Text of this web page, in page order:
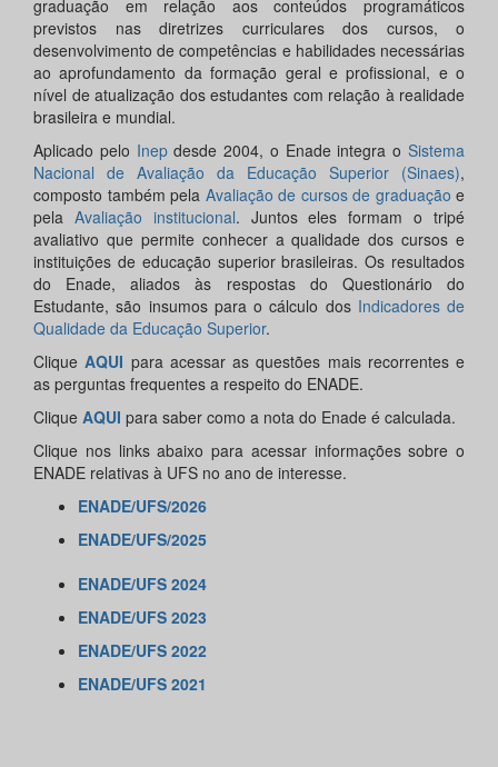
graduação em relação aos conteúdos programáticos
previstos nas diretrizes curriculares dos cursos, o
desenvolvimento de competências e habilidades necessárias
ao aprofundamento da formação geral e profissional, e o
nível de atualização dos estudantes com relação à realidade
brasileira e mundial.
Aplicado pelo Inepdesde 2004, o Enade integra oSistema
Nacional de Avaliação da Educação Superior (Sinaes),
composto também pela Avaliação de cursos de graduação e
pela Avaliação institucional. Juntos eles formam o tripé
avaliativo que permite conhecer a qualidade dos cursos e
instituições de educação superior brasileiras. Os resultados
do Enade, aliados às respostas do Questionário do
Estudante, são insumos para o cálculo dos Indicadores de
Qualidade da Educação Superior.
CliqueAQUI para acessar as questões mais recorrentes e
as perguntas frequentes a respeito do ENADE.
Clique AQUI para saber como a nota do Enade é calculada.
Clique nos links abaixo para acessar informações sobre o
ENADE relativas à UFS no ano de interesse.
ENADE/UFS/2026
ENADE/UFS/2025
ENADE/UFS 2024
ENADE/UFS 2023
ENADE/UFS 2022
ENADE/UFS 2021